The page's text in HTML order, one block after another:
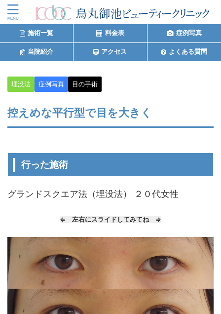
施術一覧 料金表 症例写真
当院紹介 アクセス よくある質問
埋没法 症例写真 目の手術
控えめな平行型で目を大きく
行った施術
グランドスクエア法（埋没法） ２０代女性
⇐ 左右にスライドしてみてね ⇒